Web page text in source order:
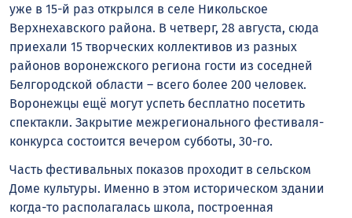
уже в 15-й раз открылся в селе Никольское
Верхнехавского района. В четверг, 28 августа, сюда
приехали 15 творческих коллективов из разных
районов воронежского региона гости из соседней
Белгородской области – всего более 200 человек.
Воронежцы ещё могут успеть бесплатно посетить
спектакли. Закрытие межрегионального фестиваля-
конкурса состоится вечером субботы, 30-го.
Часть фестивальных показов проходит в сельском
Доме культуры. Именно в этом историческом здании
когда-то располагалась школа, построенная